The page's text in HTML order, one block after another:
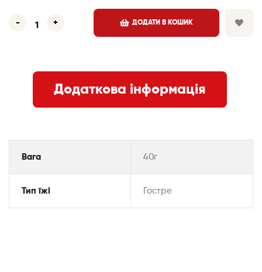
- + ДОДАТИ В КОШИК
Додаткова інформація
Вага 40г
Тип їжі Гостре